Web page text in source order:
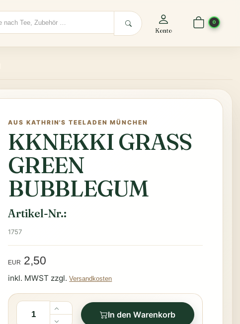
Konto
0
AUS KATHRIN'S TEELADEN MÜNCHEN
KKNEKKI GRASS
GREEN
BUBBLEGUM
Artikel-Nr.:
1757
EUR 2,50
inkl. MWST zzgl.Versandkosten
In den Warenkorb